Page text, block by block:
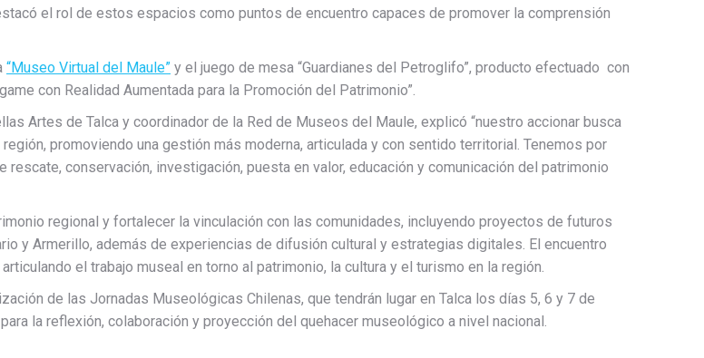
el rol de estos espacios como puntos de encuentro capaces de promover la comprensión
“Museo Virtual del Maule” y el juego de mesa “Guardianes del Petroglifo”, producto efectuado con
con Realidad Aumentada para la Promoción del Patrimonio”.
Artes de Talca y coordinador de la Red de Museos del Maule, explicó “nuestro accionar busca
promoviendo una gestión más moderna, articulada y con sentido territorial. Tenemos por
conservación, investigación, puesta en valor, educación y comunicación del patrimonio
regional y fortalecer la vinculación con las comunidades, incluyendo proyectos de futuros
y Armerillo, además de experiencias de difusión cultural y estrategias digitales. El encuentro
el trabajo museal en torno al patrimonio, la cultura y el turismo en la región.
de las Jornadas Museológicas Chilenas, que tendrán lugar en Talca los días 5, 6 y 7 de
la reflexión, colaboración y proyección del quehacer museológico a nivel nacional.